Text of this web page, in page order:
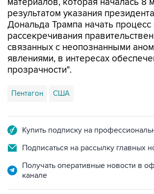
Дональда Трампа начать
рассекречивания
связанных с неопознанными
явлениями, в интересах
прозрачности".
Пентагон США
Подписаться на рассылку главных
Получать оперативные новости в